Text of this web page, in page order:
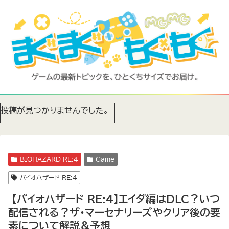
投稿が見つかりませんでした。
BIOHAZARD RE:4 Game
バイオハザード RE:4
【バイオハザード RE:4】エイダ編はDLC？いつ
配信される？ザ・マーセナリーズやクリア後の要
素について解説＆予想